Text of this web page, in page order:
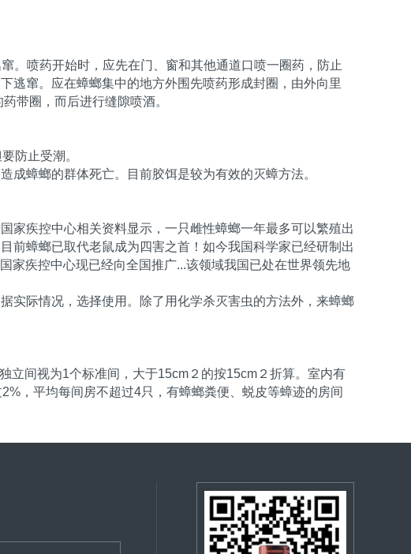
。喷药开始时，应先在门、窗和其他通道口喷一圈药，防止
逃窜。应在蟑螂集中的地方外围先喷药形成封圈，由外向里
带圈，而后进行缝隙喷酒。
防止受潮。
成蟑螂的群体死亡。目前胶饵是较为有效的灭蟑方法。
家疾控中心相关资料显示，一只雌性蟑螂一年最多可以繁殖出
前蟑螂已取代老鼠成为四害之首！如今我国科学家已经研制出
家疾控中心现已经向全国推广...该领域我国已处在世界领先地
实际情况，选择使用。除了用化学杀灭害虫的方法外，来蟑螂
立间视为1个标准间，大于15cm２的按15cm２折算。室内有
，平均每间房不超过4只，有蟑螂粪便、蜕皮等蟑迹的房间